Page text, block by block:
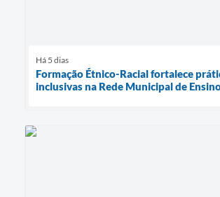
Há 5 dias
Formação Étnico-Racial fortalece
inclusivas na Rede Municipal de